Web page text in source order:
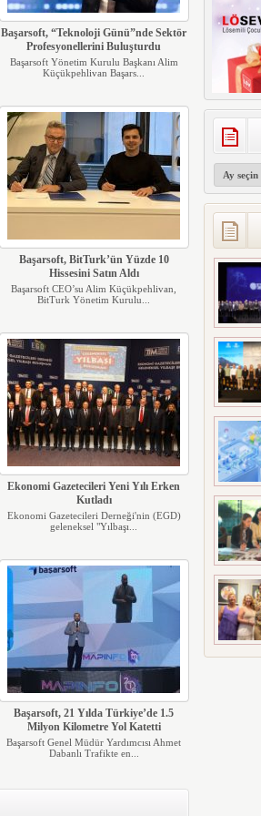
Başarsoft, “Teknoloji Günü”nde Sektör
Profesyonellerini Buluşturdu
Başarsoft Yönetim Kurulu Başkanı Alim
Küçükpehlivan Başars...
Başarsoft, BitTurk’ün Yüzde 10
Hissesini Satın Aldı
Başarsoft CEO’su Alim Küçükpehlivan,
BitTurk Yönetim Kurulu...
Ekonomi Gazetecileri Yeni Yılı Erken
Kutladı
Ekonomi Gazetecileri Derneği'nin (EGD)
geleneksel "Yılbaşı...
Başarsoft, 21 Yılda Türkiye’de 1.5
Milyon Kilometre Yol Katetti
Başarsoft Genel Müdür Yardımcısı Ahmet
Dabanlı Trafikte en...